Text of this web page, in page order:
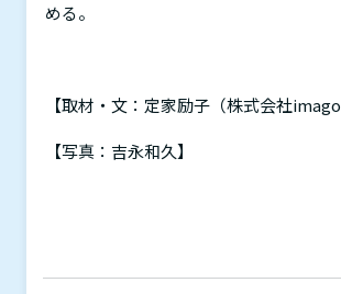
める。
【取材・文：定家励子（株式会社imago
【写真：吉永和久】